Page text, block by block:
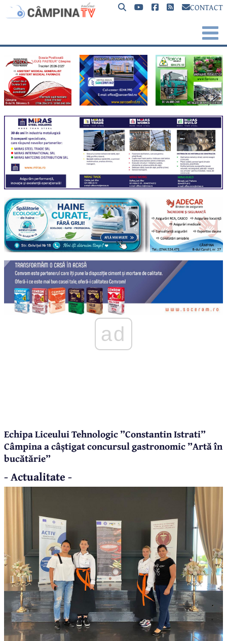
CONTACT
ad
Echipa Liceului Tehnologic ”Constantin Istrati”
Câmpina a câștigat concursul gastronomic ”Artă în
bucătărie”
- Actualitate -